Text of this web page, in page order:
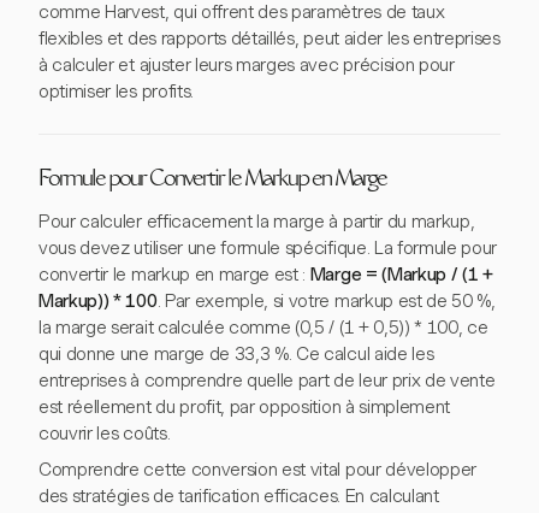
comme Harvest, qui offrent des paramètres de taux
flexibles et des rapports détaillés, peut aider les entreprises
à calculer et ajuster leurs marges avec précision pour
optimiser les profits.
Formule pour Convertir le Markup en Marge
Pour calculer efficacement la marge à partir du markup,
vous devez utiliser une formule spécifique. La formule pour
convertir le markup en marge est : Marge = (Markup / (1 +
Markup)) * 100. Par exemple, si votre markup est de 50 %,
la marge serait calculée comme (0,5 / (1 + 0,5)) * 100, ce
qui donne une marge de 33,3 %. Ce calcul aide les
entreprises à comprendre quelle part de leur prix de vente
est réellement du profit, par opposition à simplement
couvrir les coûts.
Comprendre cette conversion est vital pour développer
des stratégies de tarification efficaces. En calculant